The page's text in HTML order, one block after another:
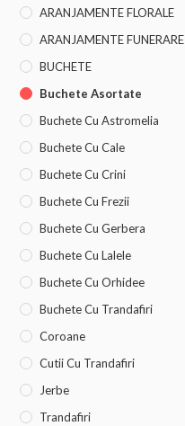
ARANJAMENTE FLORALE
ARANJAMENTE FUNERARE
BUCHETE
Buchete Asortate
Buchete Cu Astromelia
Buchete Cu Cale
Buchete Cu Crini
Buchete Cu Frezii
Buchete Cu Gerbera
Buchete Cu Lalele
Buchete Cu Orhidee
Buchete Cu Trandafiri
Coroane
Cutii Cu Trandafiri
Jerbe
Trandafiri